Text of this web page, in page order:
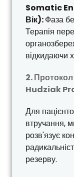
Somatic
Вік):Фаза
Терапія
відкидаючи
2. Протокол
Hudziak
Для
втручання,
розв'язує
резерву.